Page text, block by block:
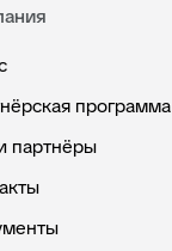
программа
партнёры